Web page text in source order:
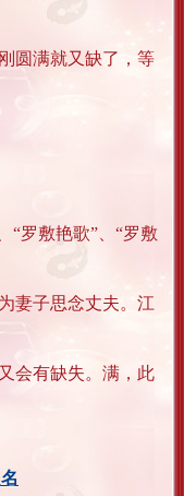
圆满就又缺了，等
“罗敷艳歌”、“罗敷
妻子思念丈夫。江
会有缺失。满，此